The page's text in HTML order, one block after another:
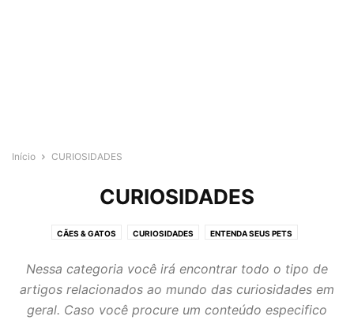
Início CURIOSIDADES
CURIOSIDADES
CÃES & GATOS CURIOSIDADES ENTENDA SEUS PETS
Nessa categoria você irá encontrar todo o tipo de
artigos relacionados ao mundo das curiosidades em
geral. Caso você procure um conteúdo especifico